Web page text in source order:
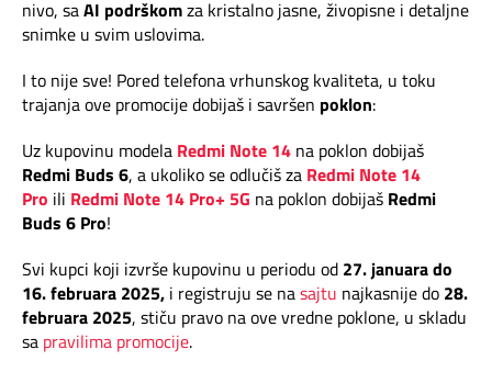
Prilagođeno tebi
Putuj pametnije
nivo, saAI podrškomza kristalno jasne, živopisne i detaljne
snimke u svim uslovima.
I to nije sve! Pored telefona vrhunskog kvaliteta, u toku
trajanja ove promocije dobijaš i savršen poklon:
Uz kupovinu modela Redmi Note 14 na poklon dobijaš
Redmi Buds 6, a ukoliko se odlučiš za Redmi Note 14
Pro ili Redmi Note 14 Pro+ 5G na poklon dobijaš Redmi
Buds 6 Pro!
Svi kupci koji izvrše kupovinu u periodu od 27. januara do
16. februara 2025, i registruju se nasajtu najkasnije do 28.
februara 2025, stiču pravo na ove vredne poklone, u skladu
sa pravilima promocije.